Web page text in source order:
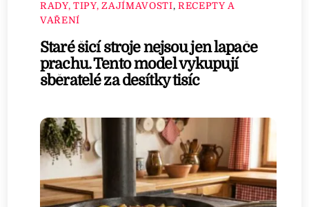
RADY, TIPY, ZAJÍMAVOSTI, RECEPTY A
VAŘENÍ
Staré šicí stroje nejsou jen lapače
prachu. Tento model vykupují
sběratelé za desítky tisíc